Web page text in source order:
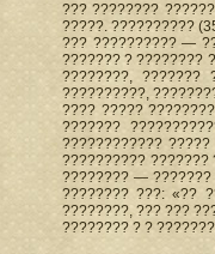
??? ????????
?????. ??????????
??? ?????????? —
??????? ? ????????
????????, ???????
??????????,
???? ?????
???????
????????????
?????????? ???????
???????? — ???????
???????? ???: «??
????????, ??? ???
???????? ? ?